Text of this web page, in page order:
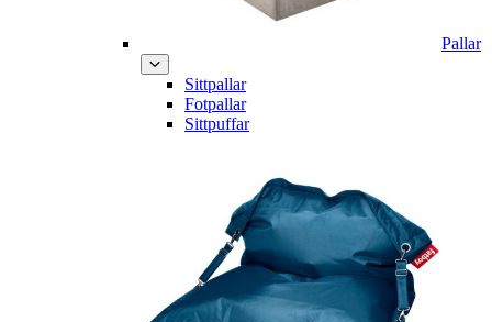
Pallar
Sittpallar
Fotpallar
Sittpuffar